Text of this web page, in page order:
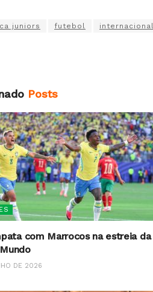
juniors futebol internacional
Posts
com Marrocos na estreia da
DE 2026